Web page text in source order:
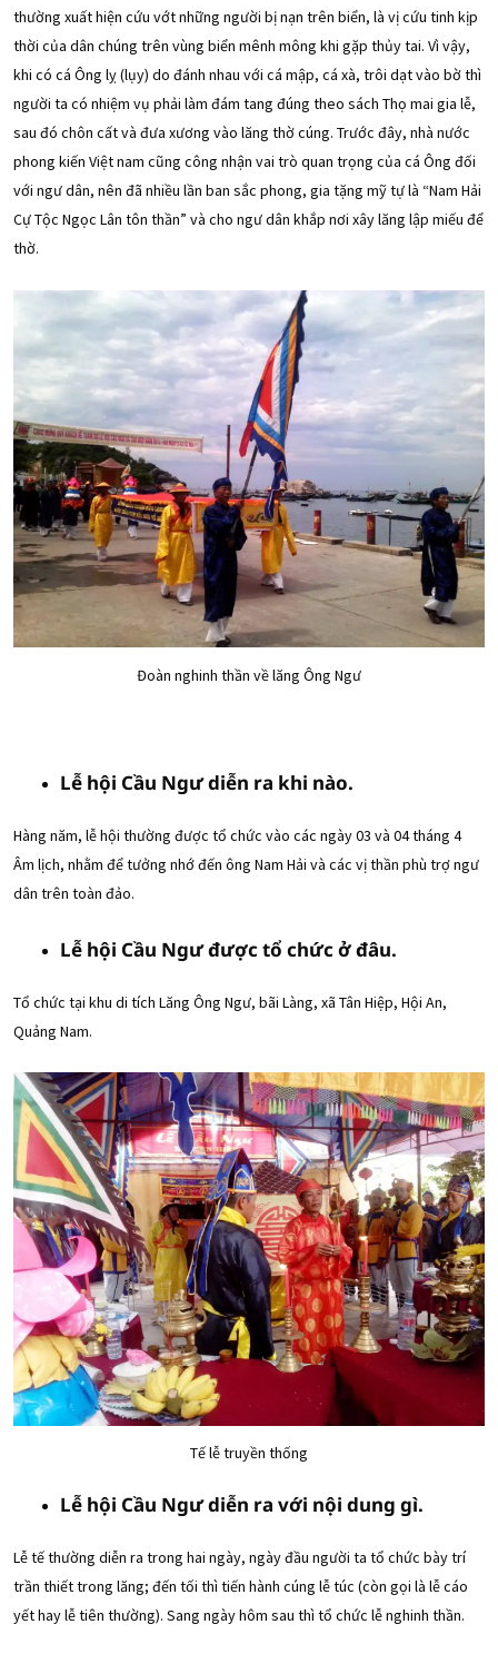
thường xuất hiện cứu vớt những người bị nạn trên biển, là vị cứu tinh kịp
thời của dân chúng trên vùng biển mênh mông khi gặp thủy tai. Vì vậy,
khi có cá Ông lỵ (lụy) do đánh nhau với cá mập, cá xà, trôi dạt vào bờ thì
người ta có nhiệm vụ phải làm đám tang đúng theo sách Thọ mai gia lễ,
sau đó chôn cất và đưa xương vào lăng thờ cúng. Trước đây, nhà nước
phong kiến Việt nam cũng công nhận vai trò quan trọng của cá Ông đối
với ngư dân, nên đã nhiều lần ban sắc phong, gia tặng mỹ tự là “Nam Hải
Cự Tộc Ngọc Lân tôn thần” và cho ngư dân khắp nơi xây lăng lập miếu để
thờ.
Đoàn nghinh thần về lăng Ông Ngư
Lễ hội Cầu Ngư diễn ra khi nào.
Hàng năm, lễ hội thường được tổ chức vào các ngày 03 và 04 tháng 4
Âm lịch, nhằm để tưởng nhớ đến ông Nam Hải và các vị thần phù trợ ngư
dân trên toàn đảo.
Lễ hội Cầu Ngư được tổ chức ở đâu.
Tổ chức tại khu di tích Lăng Ông Ngư, bãi Làng, xã Tân Hiệp, Hội An,
Quảng Nam.
Tế lễ truyền thống
Lễ hội Cầu Ngư diễn ra với nội dung gì.
Lễ tế thường diễn ra trong hai ngày, ngày đầu người ta tổ chức bày trí
trần thiết trong lăng; đến tối thì tiến hành cúng lễ túc (còn gọi là lễ cáo
yết hay lễ tiên thường). Sang ngày hôm sau thì tổ chức lễ nghinh thần.